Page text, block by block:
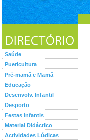
Saúde
Puericultura
Pré-mamã e Mamã
Educação
Desenvolv. Infantil
Desporto
Festas Infantis
Material Didáctico
Actividades Lúdicas